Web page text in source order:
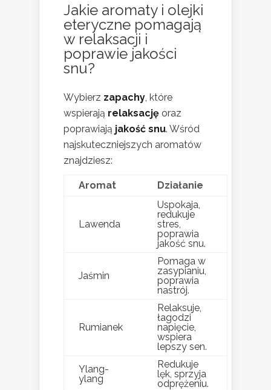
Jakie aromaty i olejki
eteryczne pomagają
w relaksacji i
poprawie jakości
snu?
Wybierz zapachy, które
wspierają relaksację oraz
poprawiają jakość snu. Wśród
najskuteczniejszych aromatów
znajdziesz:
Aromat Działanie
Lawenda
Uspokaja,
redukuje
stres,
poprawia
jakość snu.
Jaśmin
Pomaga w
zasypianiu,
poprawia
nastrój.
Rumianek
Relaksuje,
łagodzi
napięcie,
wspiera
lepszy sen.
Ylang-
ylang
Redukuje
lęk, sprzyja
odprężeniu.